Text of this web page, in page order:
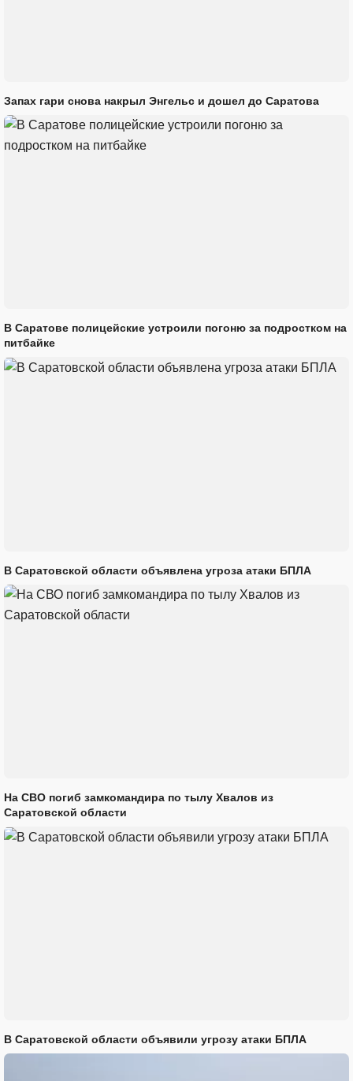
Запах гари снова накрыл Энгельс и дошел до Саратова
В Саратове полицейские устроили погоню за подростком на
питбайке
В Саратовской области объявлена угроза атаки БПЛА
На СВО погиб замкомандира по тылу Хвалов из
Саратовской области
В Саратовской области объявили угрозу атаки БПЛА